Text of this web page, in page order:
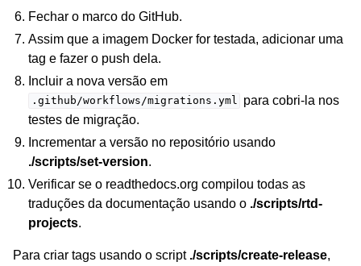
Fechar o marco do GitHub.
Assim que a imagem Docker for testada, adicionar uma
tag e fazer o push dela.
Incluir a nova versão em
.github/workflows/migrations.yml para cobri-la nos
testes de migração.
Incrementar a versão no repositório usando
./scripts/set-version.
Verificar se o readthedocs.org compilou todas as
traduções da documentação usando o ./scripts/rtd-
projects.
Para criar tags usando o script ./scripts/create-release,